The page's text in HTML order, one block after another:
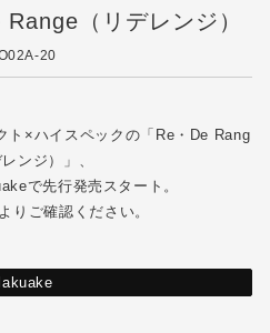
Range（リデレンジ）
20
ト×ハイスペックの「Re・De Rang
ンジ）」、
で先行発売スタート。
りご確認ください。